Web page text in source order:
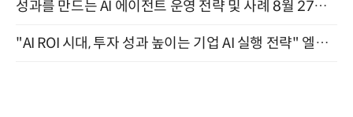
성과를 만드는 AI 에이전트 운영 전략 및 사례 8월 27일 개최
"AI ROI 시대, 투자 성과 높이는 기업 AI 실행 전략" 엘타워 6층 (9월 18일)